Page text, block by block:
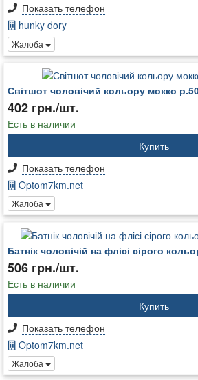
Показать телефон
hunky dory
Жалоба
Світшот чоловічий кольору мокко
402 грн./шт.
Есть в наличии
Купить
Показать телефон
Optom7km.net
Жалоба
Батнік чоловічій на флісі сірого
506 грн./шт.
Есть в наличии
Купить
Показать телефон
Optom7km.net
Жалоба